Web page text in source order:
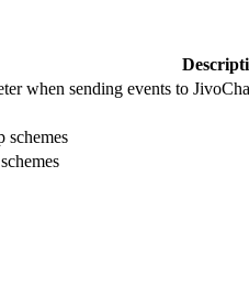
when sending events to
schemes